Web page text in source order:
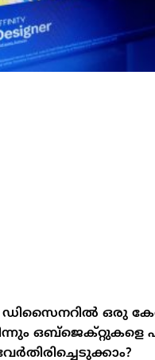
ഡിസൈനറിൽ ഒരു
ഒബ്ജെക്റ്റുകളെ